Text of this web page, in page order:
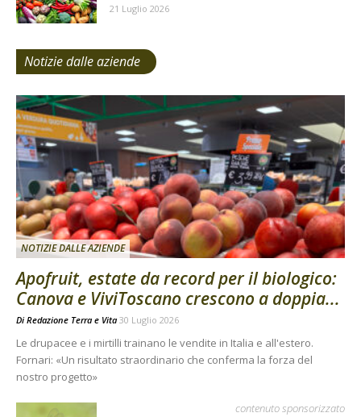
21 Luglio 2026
Notizie dalle aziende
NOTIZIE DALLE AZIENDE
Apofruit, estate da record per il biologico:
Canova e ViviToscano crescono a doppia...
Di Redazione Terra e Vita 30 Luglio 2026
Le drupacee e i mirtilli trainano le vendite in Italia e all'estero.
Fornari: «Un risultato straordinario che conferma la forza del
nostro progetto»
contenuto sponsorizzato